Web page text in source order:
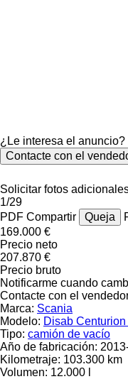
¿Le interesa el anuncio?
Contacte con el
Solicitar fotos
1/29
PDF Compartir Queja
169.000 €
Precio neto
207.870 €
Precio bruto
Notificarme cuando
Contacte con el
Marca: Scania
Modelo: Disab
Tipo: camión de vacío
Año de fabricación:
Kilometraje: 103.300 km
Volumen: 12.000 l